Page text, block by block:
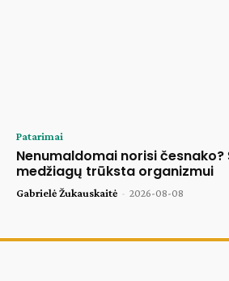
Patarimai
Nenumaldomai norisi česnako?
medžiagų trūksta organizmui
Gabrielė Žukauskaitė - 2026-08-08